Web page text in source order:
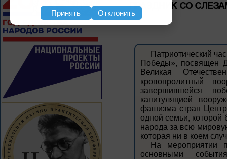
ПРАЗДНИК СО
Патриотический
Победы», посвящен
Великая
кровопролитный
завершившейся
капитуляцией
фашизма стран
одной семьи, которой
народа за всю
которая ни в коем
На мероприятии
основными
Принять Отклонить